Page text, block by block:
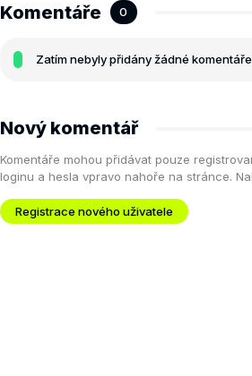
Komentáře 0
Zatím nebyly přidány žádné
Nový komentář
Komentáře mohou přidávat pouze
loginu a hesla vpravo nahoře na stránce.
Registrace nového uživatele